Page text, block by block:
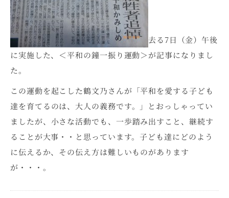
去る7日（金）午後
に実施した、＜平和の鐘一振り運動＞が記事になりまし
た。
この運動を起こした鶴文乃さんが「平和を愛する子ども
達を育てるのは、大人の義務です。」とおっしゃってい
ましたが、小さな活動でも、一歩踏み出すこと、継続す
ることが大事・・と思っています。子ども達にどのよう
に伝えるか、その伝え方は難しいものがあります
が・・・。